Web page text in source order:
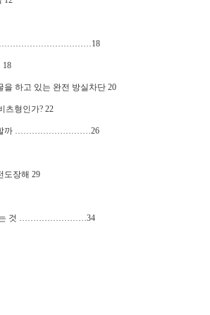
간 ……………………………18
18
을 하고 있는 완전 방실차단 20
츠형인가? 22
할까 ………………………26
도장해 29
있는 것 ……………………34